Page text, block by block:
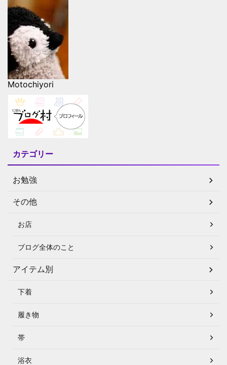
Motochiyori
カテゴリー
お勉強
その他
お店
ブログ全体のこと
アイテム別
下着
履き物
帯
浴衣